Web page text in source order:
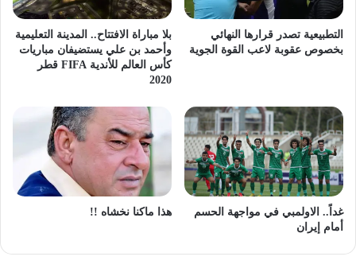
التطبيعية تصدر قرارها النهائي
بخصوص عقوبة لاعب القوة الجوية
بلا مباراة الافتتاح.. المدينة التعليمية
وأحمد بن علي يستضيفان مباريات
كأس العالم للأندية FIFA قطر
2020
غداً.. الاولمبي في مواجهة الحسم
أمام إيران
هذا ماكنا نخشاه !!